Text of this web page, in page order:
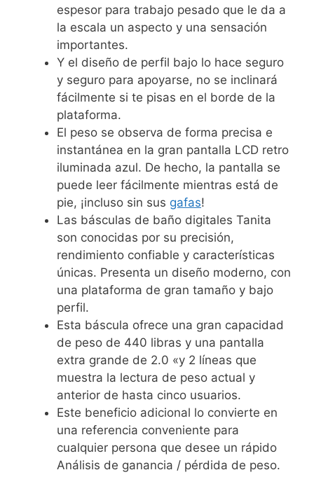
espesor para trabajo pesado que le da a
la escala un aspecto y una sensación
importantes.
Y el diseño de perfil bajo lo hace seguro
y seguro para apoyarse, no se inclinará
fácilmente si te pisas en el borde de la
plataforma.
El peso se observa de forma precisa e
instantánea en la gran pantalla LCD retro
iluminada azul. De hecho, la pantalla se
puede leer fácilmente mientras está de
pie, ¡incluso sin sus gafas!
Las básculas de baño digitales Tanita
son conocidas por su precisión,
rendimiento confiable y características
únicas. Presenta un diseño moderno, con
una plataforma de gran tamaño y bajo
perfil.
Esta báscula ofrece una gran capacidad
de peso de 440 libras y una pantalla
extra grande de 2.0 «y 2 líneas que
muestra la lectura de peso actual y
anterior de hasta cinco usuarios.
Este beneficio adicional lo convierte en
una referencia conveniente para
cualquier persona que desee un rápido
Análisis de ganancia / pérdida de peso.